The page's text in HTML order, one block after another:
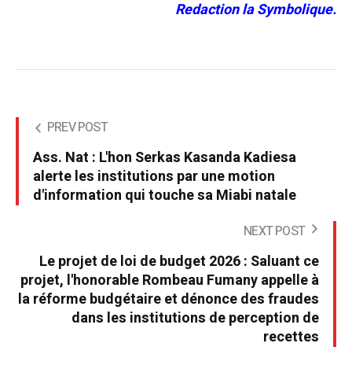
Redaction la Symbolique.
PREV POST
Ass. Nat : L'hon Serkas Kasanda Kadiesa
alerte les institutions par une motion
d'information qui touche sa Miabi natale
NEXT POST
Le projet de loi de budget 2026 : Saluant ce
projet, l'honorable Rombeau Fumany appelle à
la réforme budgétaire et dénonce des fraudes
dans les institutions de perception de
recettes